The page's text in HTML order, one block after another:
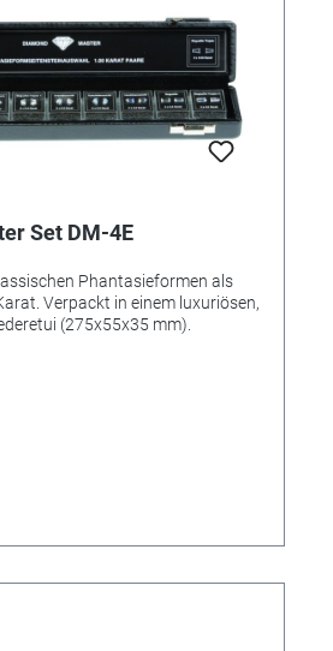
Set DM-4E
Phantasieformen als
Verpackt in einem luxuriösen,
(275x55x35 mm).